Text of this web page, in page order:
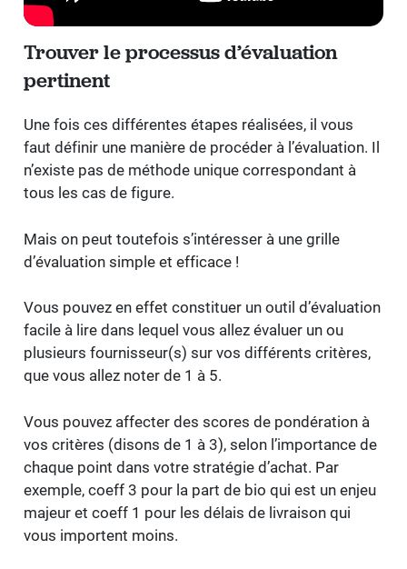
Trouver le processus d’évaluation
pertinent
Une fois ces différentes étapes réalisées, il vous
faut définir une manière de procéder à l’évaluation. Il
n’existe pas de méthode unique correspondant à
tous les cas de figure.
Mais on peut toutefois s’intéresser à une grille
d’évaluation simple et efficace !
Vous pouvez en effet constituer un outil d’évaluation
facile à lire dans lequel vous allez évaluer un ou
plusieurs fournisseur(s) sur vos différents critères,
que vous allez noter de 1 à 5.
Vous pouvez affecter des scores de pondération à
vos critères (disons de 1 à 3), selon l’importance de
chaque point dans votre stratégie d’achat. Par
exemple, coeff 3 pour la part de bio qui est un enjeu
majeur et coeff 1 pour les délais de livraison qui
vous importent moins.